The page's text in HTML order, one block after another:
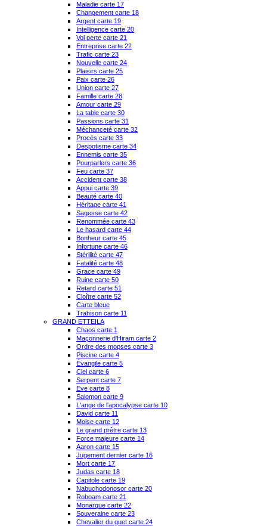
Maladie carte 17
Changement carte 18
Argent carte 19
Intelligence carte 20
Vol perte carte 21
Entreprise carte 22
Trafic carte 23
Nouvelle carte 24
Plaisirs carte 25
Paix carte 26
Union carte 27
Famille carte 28
Amour carte 29
La table carte 30
Passions carte 31
Méchanceté carte 32
Procès carte 33
Despotisme carte 34
Ennemis carte 35
Pourparlers carte 36
Feu carte 37
Accident carte 38
Appui carte 39
Beauté carte 40
Héritage carte 41
Sagesse carte 42
Renommée carte 43
Le hasard carte 44
Bonheur carte 45
Infortune carte 46
Stérilité carte 47
Fatalité carte 48
Grace carte 49
Ruine carte 50
Retard carte 51
Cloître carte 52
Carte bleue
Trahison carte 11
GRAND ETTEILA
Chaos carte 1
Maçonnerie d'Hiram carte 2
Ordre des mopses carte 3
Piscine carte 4
Évangile carte 5
Ciel carte 6
Serpent carte 7
Eve carte 8
Salomon carte 9
L'ange de l'apocalypse carte 10
David carte 11
Moise carte 12
Le grand prêtre carte 13
Force majeure carte 14
Aaron carte 15
Jugement dernier carte 16
Mort carte 17
Judas carte 18
Capitole carte 19
Nabuchodonosor carte 20
Roboam carte 21
Monarque carte 22
Souveraine carte 23
Chevalier du guet carte 24